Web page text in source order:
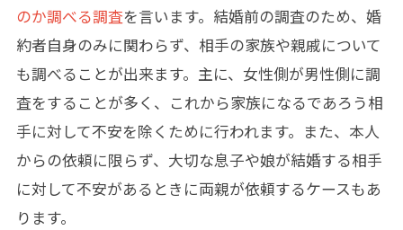
のか調べる調査を言います。結婚前の調査のため、婚
約者自身のみに関わらず、 相手の家族や親戚について
も調べることが出来ます。主に、女性側が男性側に調
査をすることが多く、これから家族になるであろう相
手に対して不安を除くために行われます。また、本人
からの依頼に限らず、大切な息子や娘が結婚する相手
に対して不安があるとき に両親が依頼するケースもあ
ります。